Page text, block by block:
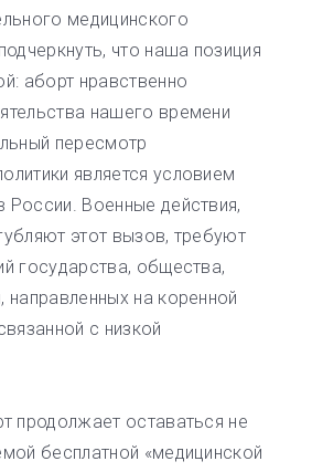
медицинского
что наша позиция
аборт нравственно
нашего времени
пересмотр
является условием
Военные действия,
этот вызов, требуют
государства, общества,
направленных на коренной
с низкой
продолжает оставаться не
бесплатной «медицинской